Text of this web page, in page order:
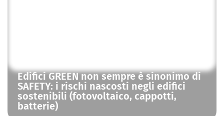
Edifici GREEN non sempre è sinonimo di
SAFETY: i rischi nascosti negli edifici
sostenibili (fotovoltaico, cappotti,
batterie)